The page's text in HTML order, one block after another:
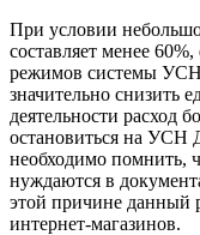
При условии
составляет менее
режимов системы
значительно снизить
деятельности расход
остановиться на
необходимо помнить,
нуждаются в
этой причине данный
интернет-магазинов.